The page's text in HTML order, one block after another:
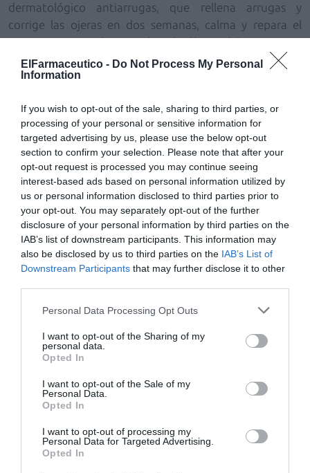
ElFarmaceutico - Do Not Process My Personal
Information
If you wish to opt-out of the sale, sharing to third parties, or
processing of your personal or sensitive information for
targeted advertising by us, please use the below opt-out
section to confirm your selection. Please note that after your
opt-out request is processed you may continue seeing
interest-based ads based on personal information utilized by
us or personal information disclosed to third parties prior to
your opt-out. You may separately opt-out of the further
disclosure of your personal information by third parties on the
IAB’s list of downstream participants. This information may
also be disclosed by us to third parties on the IAB’s List of
Downstream Participants that may further disclose it to other
Personal Data Processing Opt Outs
I want to opt-out of the Sharing of my
personal data.
Opted In
I want to opt-out of the Sale of my
Personal Data.
Opted In
I want to opt-out of processing my
Personal Data for Targeted Advertising.
Opted In
dermatológico antiarrugas, que rellena arrugas y
corrige las ojeras en dos semanas, calma y repara el
contorno en una hora, reduce las líneas del contorno y
reduce párpados caídos.
arrugas y líneas de expresión, deshidratados, sin
volumen y con falta de elasticidad. Gracias a su
aplicador de masaje de acero aporta un efecto frío
inmediato, estimulando la circulación para reducir la
acumulación de fluidos. Está compuesto por:
1,5% de ácido hialurónico:hidrata, rellena y corrige
arrugas, creando una barrera protectora en el
contorno de los ojos gracias a sus propiedades
higroscópicas.
Vitamina B5:acción antiirritante, refuerza y repara la
barrera cutánea, mejora la hidratación y tiene acción
calmante.
1% cafeína:sirve de descongestionante, reduciendo
edema.
4% vitamina B3:
reduce las arrugas del rostro.
Vitamina Cg:protege de los radicales libres y
potencia la luminosidad de la ojera.
5% de Hepes:exfoliante suave, que alisa el contorno
de los ojos, no irrita y mejora la textura de la piel.